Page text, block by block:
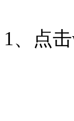
1、点